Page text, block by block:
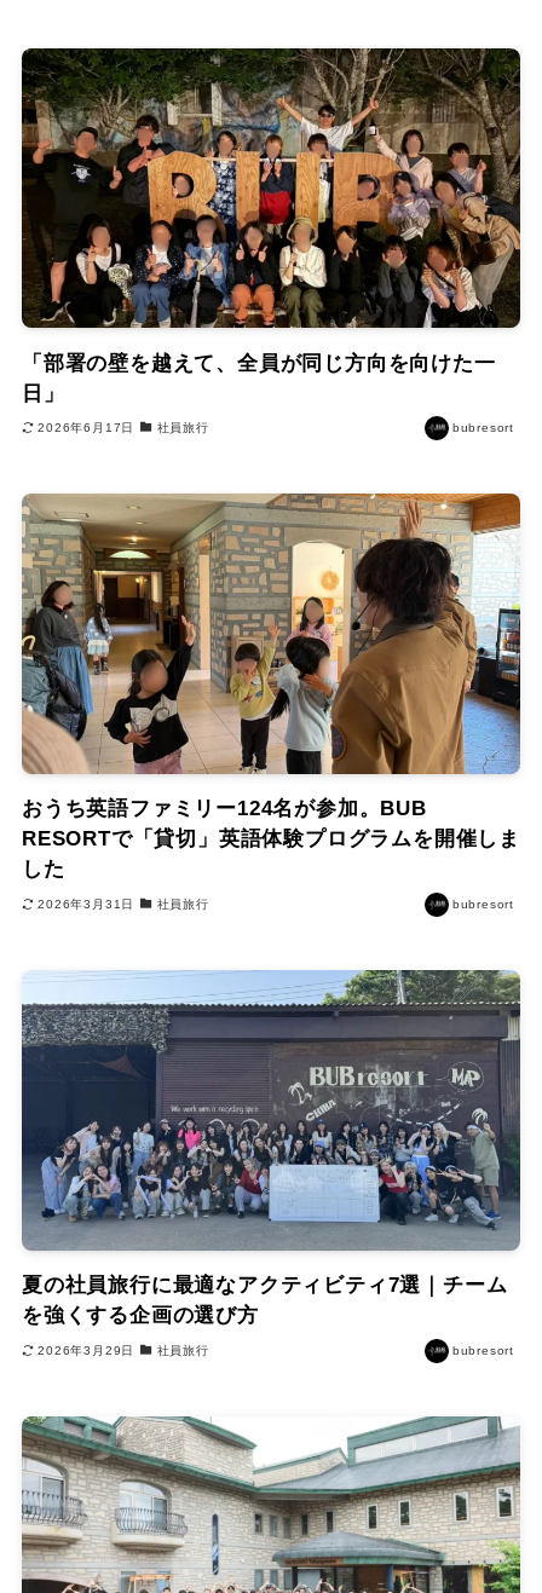
「部署の壁を越えて、全員が同じ方向を向けた一
日」
2026年6月17日 社員旅行 bubresort
おうち英語ファミリー124名が参加。BUB
RESORTで「貸切」英語体験プログラムを開催しま
した
2026年3月31日 社員旅行 bubresort
夏の社員旅行に最適なアクティビティ7選｜チーム
を強くする企画の選び方
2026年3月29日 社員旅行 bubresort